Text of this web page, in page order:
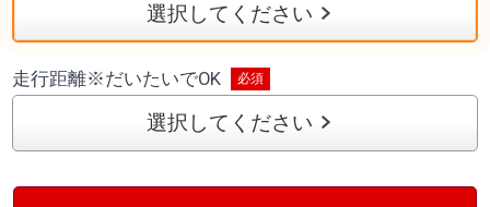
選択してください
走行距離※だいたいでOK
選択してください